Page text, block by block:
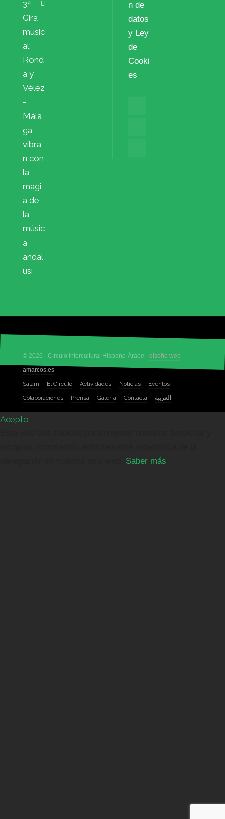
3ª
Gira
music
al:
Rond
a y
Vélez
-
Mála
ga
vibra
n con
la
magi
a de
la
músic
a
andal
usí
n de
datos
y Ley
de
Cooki
es
© 2026 · Círculo Intercultural Hispano-Árabe - diseño web
amarcos.es
Salam
El Círculo Actividades Noticias
Eventos
Colaboraciones
Prensa Galería Contacta العربيه
Acepto
Saber más